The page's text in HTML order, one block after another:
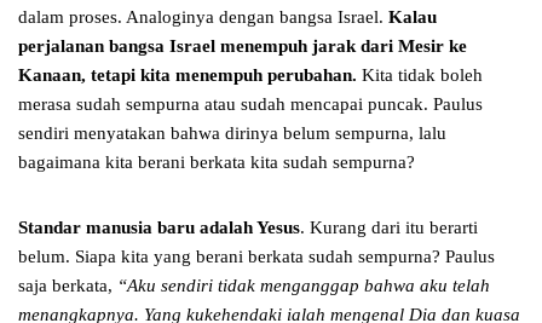
dalam proses. Analoginya dengan bangsa Israel. Kalau
perjalanan bangsa Israel menempuh jarak dari Mesir ke
Kanaan, tetapi kita menempuh perubahan. Kita tidak boleh
merasa sudah sempurna atau sudah mencapai puncak. Paulus
sendiri menyatakan bahwa dirinya belum sempurna, lalu
bagaimana kita berani berkata kita sudah sempurna?
Standar manusia baru adalah Yesus. Kurang dari itu berarti
belum. Siapa kita yang berani berkata sudah sempurna? Paulus
saja berkata, “Aku sendiri tidak menganggap bahwa aku telah
menangkapnya. Yang kukehendaki ialah mengenal Dia dan kuasa